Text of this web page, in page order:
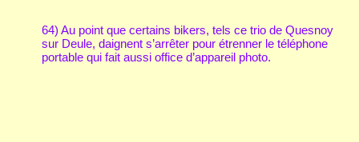
64) Au point que certains bikers, tels ce trio de Quesnoy
sur Deule, daignent s’arrêter pour étrenner le téléphone
portable qui fait aussi office d’appareil photo.